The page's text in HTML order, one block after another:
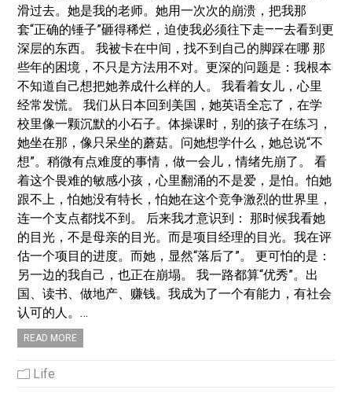
滑过去。她是我的老师。她用一次次的崩溃，把我那
套“正确的锤子”砸得稀烂，迫使我必须往下走——去看到更
深层的东西。 我被卡在中间，找不到自己的脚踩在哪 那
些年的困境，不只是方法用不对。更深的问题是：我根本
不知道自己想把她养成什么样的人。 我看着女儿，心里
经常发慌。 我们从日本回到美国，她英语全忘了，在学
校里像一颗沉默的小石子。体操课时，别的孩子在练习，
她坐在那，像只呆坐的蘑菇。问她想学什么，她总说“不
想”。稍微有点难度的事情，做一会儿，情绪先崩了。 看
着这个畏难的敏感小孩，心里翻涌的不是爱，是怕。怕她
跟不上，怕她没有特长，怕她在这个竞争激烈的世界里，
连一个支点都找不到。 后来我才意识到： 那时候我看她
的目光，不是母亲的目光。而是项目经理的目光。我在评
估一个项目的进度。而她，显然“落后了”。 更可怕的是：
另一边的我自己，也正在崩塌。 我一路都算“优秀”。出
国、读书、做地产、赚钱。我成为了一个有能力，有社会
认可的人。…
READ MORE
Life